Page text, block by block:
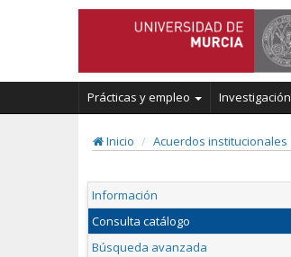
Prácticas y empleo Investigación
Inicio Acuerdos institucionales
Información
Consulta catálogo
Búsqueda avanzada